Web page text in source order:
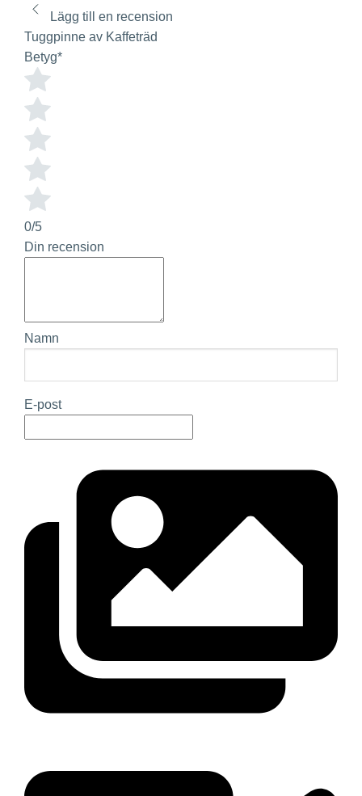
Lägg till en recension
Tuggpinne av Kaffeträd
Betyg*
0/5
Din recension
Namn
E-post